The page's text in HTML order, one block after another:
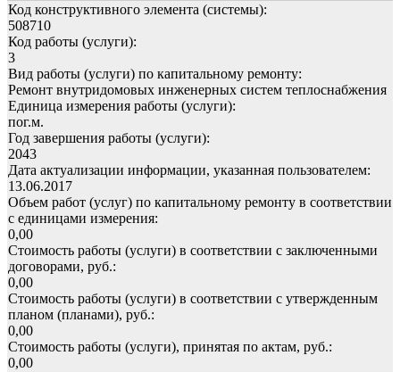
Код конструктивного элемента (системы):
508710
Код работы (услуги):
3
Вид работы (услуги) по капитальному ремонту:
Ремонт внутридомовых инженерных систем теплоснабжения
Единица измерения работы (услуги):
пог.м.
Год завершения работы (услуги):
2043
Дата актуализации информации, указанная пользователем:
13.06.2017
Объем работ (услуг) по капитальному ремонту в соответствии
с единицами измерения:
0,00
Стоимость работы (услуги) в соответствии с заключенными
договорами, руб.:
0,00
Стоимость работы (услуги) в соответствии с утвержденным
планом (планами), руб.:
0,00
Стоимость работы (услуги), принятая по актам, руб.:
0,00